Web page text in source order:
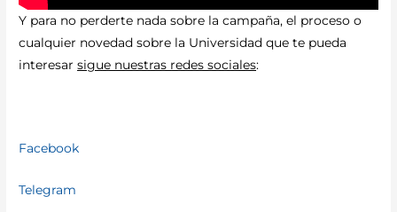
​Y para no perderte nada sobre la campaña, el proceso o
cualquier novedad sobre la Universidad que te pueda
interesarsigue nuestras redes sociales:
Facebook
Telegram